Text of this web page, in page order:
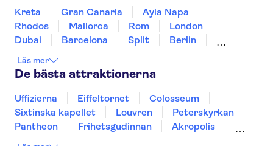
Kreta Gran Canaria
Ayia Napa
Rhodos
Mallorca Rom
London
Dubai
Barcelona Split
Berlin
Gdansk
Oslo Helsingfors
Helsingborg
Läs mer
De bästa attraktionerna
Uffizierna Eiffeltornet
Colosseum
Sixtinska kapellet
Louvren
Peterskyrkan
Pantheon
Frihetsgudinnan
Akropolis